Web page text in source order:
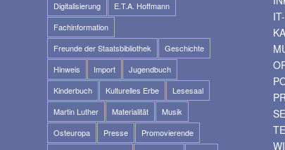
Digitalisierung
E.T.A. Hoffmann
Fachinformation
Freunde der Staatsbibliothek
Geschichte
Hinweis
Import
Jugendbuch
Kinderbuch
Kulturelles Erbe
Lesesaal
Martin Luther
Materialität
Musik
Osteuropa
Presse
Promovierende